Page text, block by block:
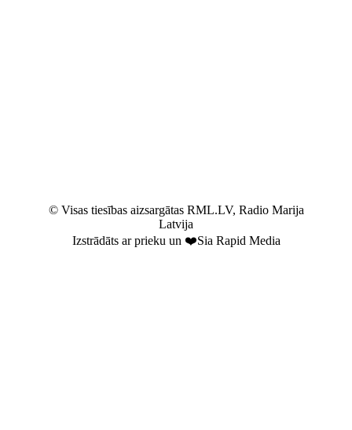
© Visas tiesības aizsargātas RML.LV, Radio Marija
Latvija
Izstrādāts ar prieku un ❤️Sia Rapid Media